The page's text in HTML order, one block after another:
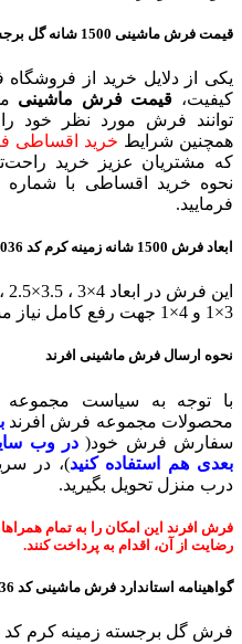
قیمت فرش ماشینی 1500 شانه گل برجسته
یکی از دلایل خرید از
کیفیت، قیمت فرش ماشینی
توانند فرش مورد نظر خود را
همچنین شرایط خرید اقساطی
که مشتریان عزیز خرید
نحوه خرید اقساطی با
فرمایید.
ابعاد فرش 1500 شانه زمینه کرم کد 55036
3×1 و 4×1 جهت رفع کامل نیاز مشتریان عزیز تولید می شوند.
نحوه ارسال فرش ماشینی افرند
با توجه به سیاست مجموعه
محصولات مجموعه فرش افرند
سفارش فرش خود(در وب
بعدی هم استفاده کنید)، در
درب منزل تحویل بگیرید.
فرش افرند این امکان را به تمام
رضایت از آن، اقدام به پرداخت کنند.
گواهینامه استاندارد فرش ماشینیکد 55036